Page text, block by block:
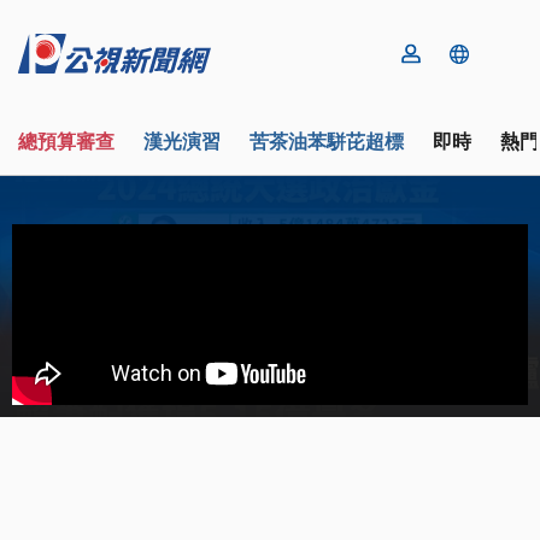
總預算審查 漢光演習 苦茶油苯駢芘超標 即時 熱